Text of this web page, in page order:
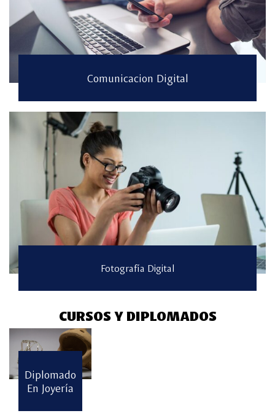
Comunicacion Digital
Fotografía Digital
CURSOS Y DIPLOMADOS
Diplomado
En Joyería